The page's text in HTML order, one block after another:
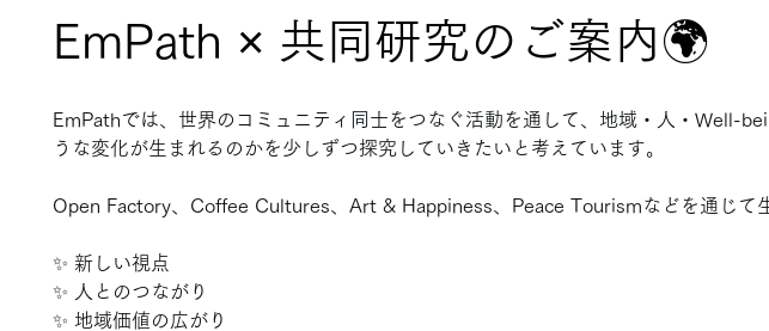
EmPath × 共同研究のご案内🌍
EmPathでは、世界のコミュニティ同士をつなぐ活動を通して、地域・人・Well-
うな変化が生まれるのかを少しずつ探究していきたいと考えています。
Open Factory、Coffee Cultures、Art & Happiness、Peace Tourismなどを通じて
✨ 新しい視点
✨ 人とのつながり
✨ 地域価値の広がり